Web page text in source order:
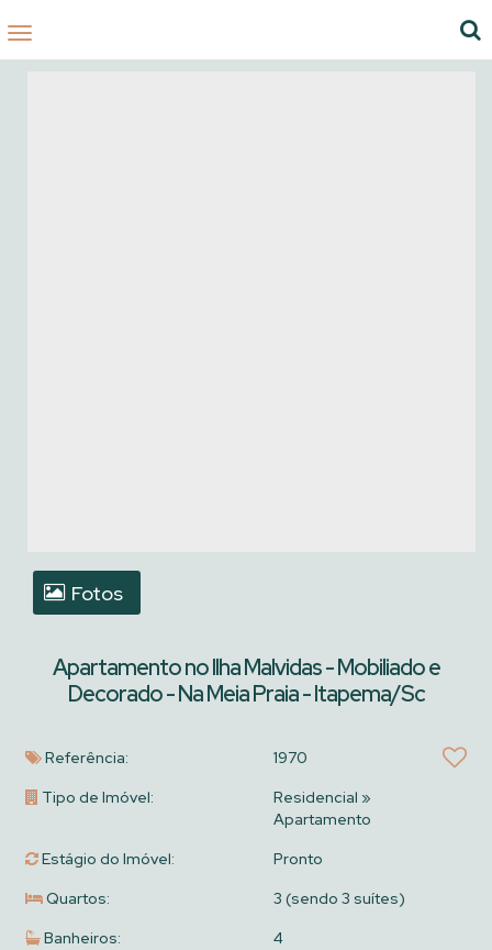
Fotos
Apartamento no Ilha Malvidas - Mobiliado e
Decorado - Na Meia Praia - Itapema/Sc
Referência:
1970
Tipo de Imóvel:
Residencial »
Apartamento
Estágio do Imóvel:
Pronto
Quartos:
3 (sendo 3 suítes)
Banheiros:
4